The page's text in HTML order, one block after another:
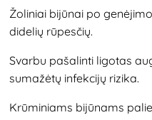
Žoliniai bijūnai po
didelių rūpesčių.
Svarbu pašalinti ligotas
sumažėtų infekcijų rizika.
Krūminiams bijūnams